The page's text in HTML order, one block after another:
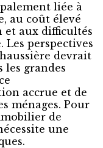
liée à
au coût élevé
et aux difficultés
Les perspectives
devrait
les grandes
accrue et de
ménages. Pour
de
une